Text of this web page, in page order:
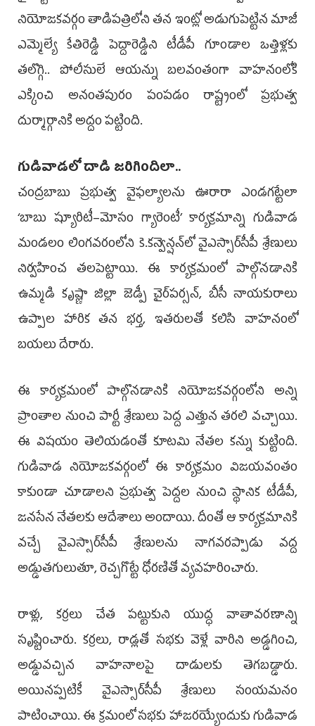
నియోజకవర్గం తాడిపత్రిలోని తన ఇంట్లో అడుగుపెట్టిన మాజీ
ఎమ్మెల్యే కేతిరెడ్డి పెద్దారెడ్డిని టీడీపీ గూండాల ఒత్తిళ్లకు
తలొగ్గి.. పోలీసులే ఆయ­న్ను బలవంతంగా వాహనంలోకి
ఎక్కించి అనంతపురం పంపడం రాష్ట్రంలో ప్రభుత్వ
దుర్మార్గానికి అద్దం పట్టింది.
గుడివాడలో దాడి జరిగిందిలా..
చంద్రబాబు ప్రభుత్వ వైఫల్యాలను ఊరారా ఎండగట్టేలా
‘బాబు ష్యూరిటీ–మోసం గ్యారెంటీ’ కార్యక్రమాన్ని గుడివాడ
మండలం లింగవరంలోని కె.కన్వెన్షన్‌లో వైఎస్సార్‌సీపీ శ్రేణులు
నిర్వహించ తలపెట్టాయి. ఈ కార్యక్రమంలో పాల్గొనడానికి
ఉమ్మడి కృష్ణా జిల్లా జెడ్పీ చైర్‌పర్సన్, బీసీ నాయకురాలు
ఉప్పాల హారిక తన భర్త, ఇతరులతో కలిసి వాహనంలో
బయలు దేరారు.
ఈ కార్యక్రమంలో పాల్గొనడానికి నియోజకవర్గంలోని అన్ని
ప్రాంతాల నుంచి పార్టీ శ్రేణులు పెద్ద ఎత్తున తరలి వచ్చాయి.
ఈ విషయం తెలియడంతో కూటమి నేతల కన్ను కుట్టింది.
గుడివాడ నియోజకవర్గంలో ఈ కార్యక్రమం విజయవంతం
కాకుండా చూడాలని ప్రభుత్వ పెద్దల నుంచి స్థానిక టీడీపీ,
జనసేన నేతలకు ఆదేశాలు అందాయి. దీంతో ఆ కార్యక్రమానికి
వచ్చే వైఎస్సార్‌సీపీ శ్రేణులను నాగవరప్పాడు వద్ద
అడ్డుతగులుతూ, రెచ్చగొట్టే ధోరణితో వ్యవహరించారు.
రాళ్లు, కర్రలు చేత పట్టుకుని యుద్ధ వాతావరణాన్ని
సృష్టించారు. కర్రలు, రాడ్లతో సభకు వెళ్లే వారిని అడ్డగించి,
అడ్డువచ్చిన వాహనాలపై దాడులకు తెగబడ్డారు.
అయినప్పటికీ వైఎస్సార్‌సీపీ శ్రేణులు సంయమనం
పాటించాయి. ఈ క్రమంలో సభకు హాజరయ్యేందుకు గుడివాడ